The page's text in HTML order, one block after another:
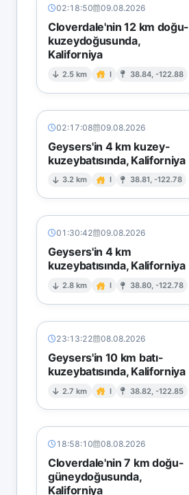
02:18:50 09.08.2026
Cloverdale'nin 12 km doğu-
kuzeydoğusunda,
Kaliforniya
2.5 km I 38.84, -122.88
02:17:08 09.08.2026
Geysers'in 4 km kuzey-
kuzeybatısında, Kaliforniya
3.2 km I 38.81, -122.78
01:30:42 09.08.2026
Geysers'in 4 km
kuzeybatısında, Kaliforniya
2.8 km I 38.80, -122.78
23:13:22 08.08.2026
Geysers'in 10 km batı-
kuzeybatısında, Kaliforniya
2.7 km I 38.82, -122.85
18:58:10 08.08.2026
Cloverdale'nin 7 km doğu-
güneydoğusunda,
Kaliforniya